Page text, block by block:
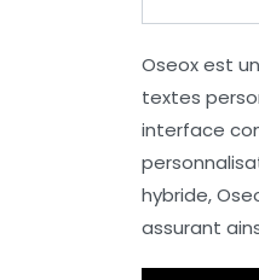
Oseoxest
textes
interface
hybride,
assurant